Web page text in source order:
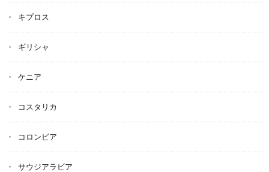
キプロス
ギリシャ
ケニア
コスタリカ
コロンビア
サウジアラビア